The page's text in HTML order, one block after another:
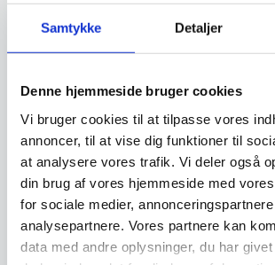
Samtykke Detaljer
Denne hjemmeside bruger cookies
Vi bruger cookies til at tilpasse vores
annoncer, til at vise dig funktioner til
at analysere vores trafik. Vi deler også
din brug af vores hjemmeside med
for sociale medier,
analysepartnere. Vores partnere kan
data med andre oplysninger, du har
Relaterede varer
Signe stol – Cognac PU
Signe stolen er en komfortabel
spisebordsstol i slidstærkt
Basis